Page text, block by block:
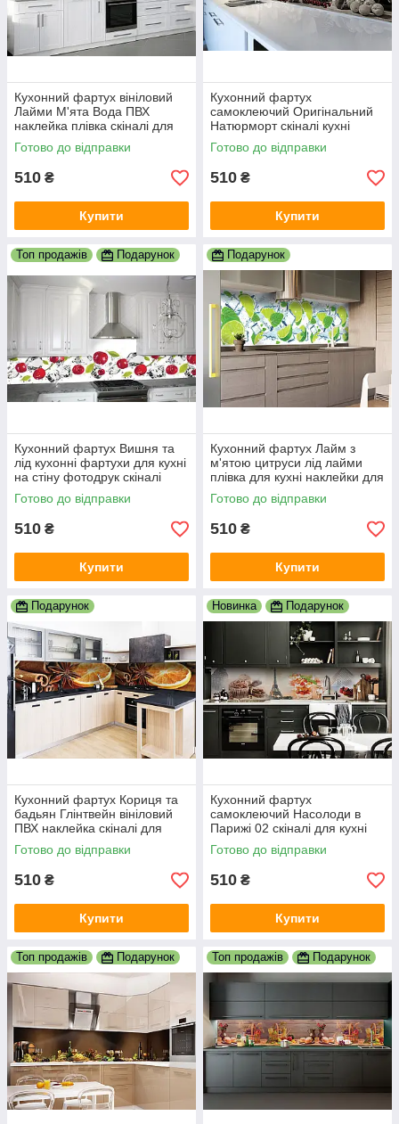
Кухонний фартух вініловий
Лайми М'ята Вода ПВХ
наклейка плівка скіналі для
кухні цитруси зелений
600х2000 мм
Готово до відправки
510 ₴
Купити
Кухонний фартух
самоклеючий Оригінальний
Натюрморт скіналі кухні
наклейка ПВХ вишні глека
600х2000 мм
Готово до відправки
510 ₴
Купити
Топ продажів Подарунок
Кухонний фартух Вишня та
лід кухонні фартухи для кухні
на стіну фотодрук скіналі
абстракція 600х2000 мм
Готово до відправки
510 ₴
Купити
Подарунок
Кухонний фартух Лайм з
м'ятою цитруси лід лайми
плівка для кухні наклейки для
кухні декор 600х2000 мм
Готово до відправки
510 ₴
Купити
Подарунок
Кухонний фартух Кориця та
бадьян Глінтвейн вініловий
ПВХ наклейка скіналі для
кухні коричневий 600х2000
мм
Готово до відправки
510 ₴
Купити
Новинка Подарунок
Кухонний фартух
самоклеючий Насолоди в
Парижі 02 скіналі для кухні
наклейка ПВХ 600х2000 мм
Готово до відправки
510 ₴
Купити
Топ продажів Подарунок Топ продажів Подарунок